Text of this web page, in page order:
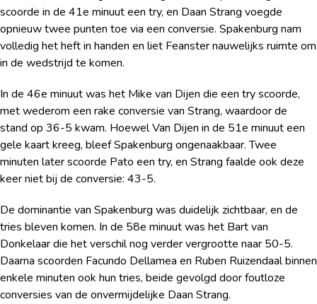
scoorde in de 41e minuut een try, en Daan Strang voegde
opnieuw twee punten toe via een conversie. Spakenburg nam
volledig het heft in handen en liet Feanster nauwelijks ruimte om
in de wedstrijd te komen.
In de 46e minuut was het Mike van Dijen die een try scoorde,
met wederom een rake conversie van Strang, waardoor de
stand op 36-5 kwam. Hoewel Van Dijen in de 51e minuut een
gele kaart kreeg, bleef Spakenburg ongenaakbaar. Twee
minuten later scoorde Pato een try, en Strang faalde ook deze
keer niet bij de conversie: 43-5.
De dominantie van Spakenburg was duidelijk zichtbaar, en de
tries bleven komen. In de 58e minuut was het Bart van
Donkelaar die het verschil nog verder vergrootte naar 50-5.
Daarna scoorden Facundo Dellamea en Ruben Ruizendaal binnen
enkele minuten ook hun tries, beide gevolgd door foutloze
conversies van de onvermijdelijke Daan Strang.